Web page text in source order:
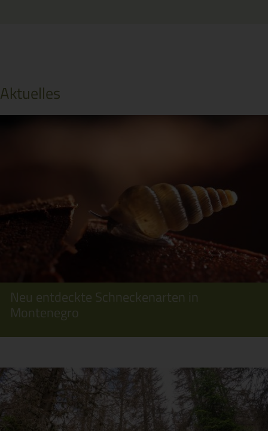
Aktuelles
Neu entdeckte Schneckenarten in
Montenegro